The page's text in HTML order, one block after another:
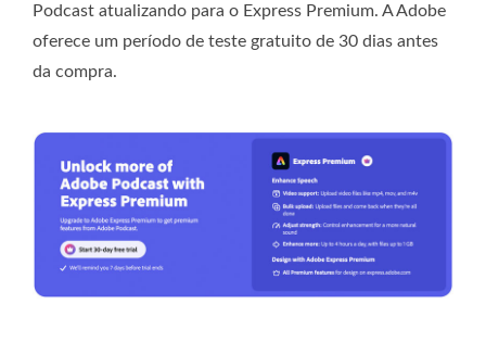
Podcast atualizando para o Express Premium. A Adobe
oferece um período de teste gratuito de 30 dias antes
da compra.